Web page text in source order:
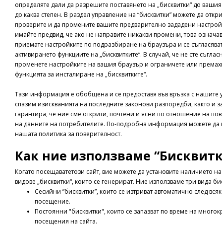
определяте дали да разрешите поставянето на „бисквитки“ до
до каква степен. В раздел управление на “бисквитки” можете да
проверите и да промените вашите предварително зададени
имайте предвид, че ако не направите никакви промени, това
приемате настройките по подразбиране на браузъра и се
активирането функциите на „бисквитките“. В случай, че не сте
променете настройките на вашия браузър и ограничете или
функцията за инсталиране на „бисквитките“.
Тази информация е обобщена и се предоставя във връзка с нашите
спазим изискванията на последните законови разпоредби, както и
гарантира, че ние сме открити, почтени и ясни по отношение на
на данните на потребителите. По-подробна информация можете да
нашата политика за поверителност.
Как ние използваме
Когато посещаватетози сайт, вие можете да установите наличието
видове „бисквитки“, които се генерират. Ние използваме три вида
Сесийни ”бисквитки”, които се изтриват автоматично след
посещение.
Постоянни "бисквитки", които се запазват по време на
посещения на сайта.